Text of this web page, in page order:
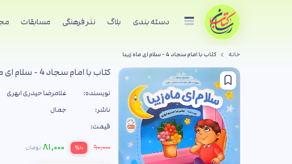
دسته بندی بلاگ نذر فرهنگی مسابقات
خانه کتاب با امام سجاد 4 - سلام ای ماه زیبا
کتاب با امام سجاد 4 - سلام ای ماه زیبا
نویسنده:
غلامرضا حیدری ابهری
ناشر:
جمال
قیمت:
۹۰,۰۰۰ %۱۰ ۸۱,۰۰۰ تومان